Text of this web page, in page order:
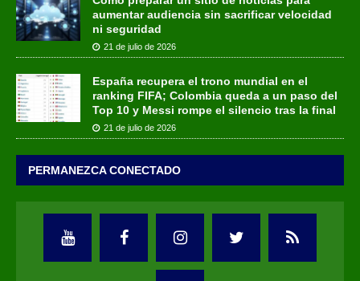
aumentar audiencia sin sacrificar velocidad
ni seguridad
21 de julio de 2026
España recupera el trono mundial en el
ranking FIFA; Colombia queda a un paso del
Top 10 y Messi rompe el silencio tras la final
21 de julio de 2026
PERMANEZCA CONECTADO